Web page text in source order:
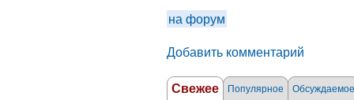
на форум
Добавить комментарий
Свежее Популярное Обсуждаемое